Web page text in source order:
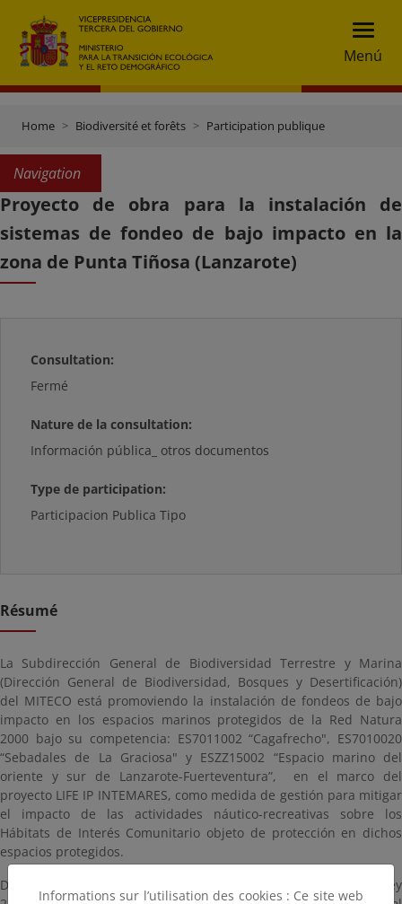
Menú
Home Biodiversité et forêts Participation publique
Navigation
Proyecto de obra para la instalación de
sistemas de fondeo de bajo impacto en la
zona de Punta Tiñosa (Lanzarote)
Consultation:
Fermé
Nature de la consultation:
Información pública_ otros documentos
Type de participation:
Participacion Publica Tipo
Résumé
La Subdirección General de Biodiversidad Terrestre y Marina
(Dirección General de Biodiversidad, Bosques y Desertificación)
del MITECO está promoviendo la instalación de fondeos de bajo
impacto en los espacios marinos protegidos de la Red Natura
2000 bajo su competencia: ES7011002 “Cagafrecho", ES7010020
“Sebadales de La Graciosa" y ESZZ15002 “Espacio marino del
oriente y sur de Lanzarote-Fuerteventura”, en el marco del
proyecto LIFE IP INTEMARES, como medida de gestión para mitigar
el impacto de las actividades náutico-recreativas sobre los
Hábitats de Interés Comunitario objeto de protección en dichos
espacios protegidos.
De conformidad con lo dispuesto en los artículos 42 y 45 de la Ley
Informations sur l’utilisation des cookies : Ce site web